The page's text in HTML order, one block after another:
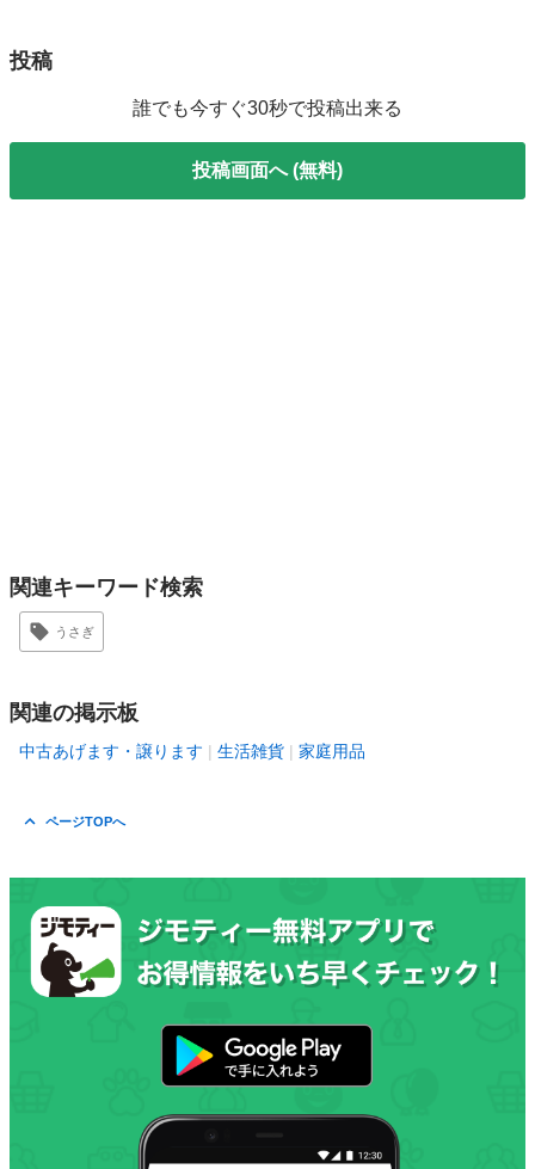
投稿
誰でも今すぐ30秒で投稿出来る
投稿画面へ (無料)
関連キーワード検索
うさぎ
関連の掲示板
中古あげます・譲ります 生活雑貨 家庭用品
ページTOPへ